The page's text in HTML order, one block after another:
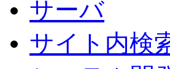
サーバ
サイト内検